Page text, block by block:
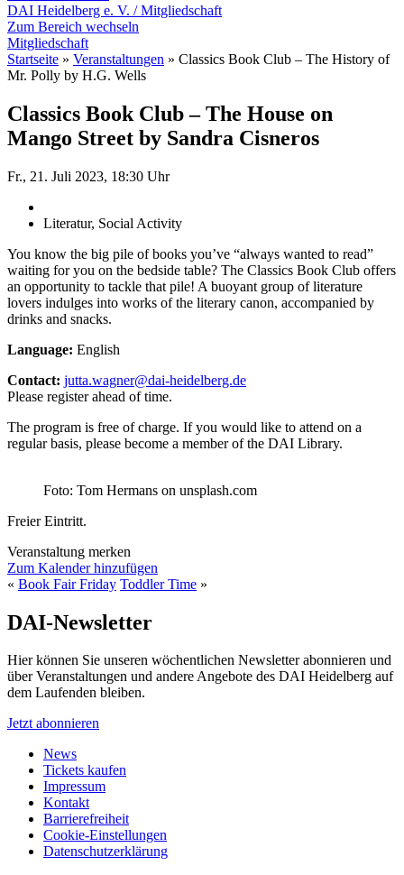
DAI Heidelberg e. V. / Mitgliedschaft
Zum Bereich wechseln
Mitgliedschaft
Startseite » Veranstaltungen » Classics Book Club – The History of
Mr. Polly by H.G. Wells
Classics Book Club – The House on
Mango Street by Sandra Cisneros
Fr., 21. Juli 2023, 18:30 Uhr
Literatur, Social Activity
You know the big pile of books you’ve “always wanted to read”
waiting for you on the bedside table? The ­Classics Book Club offers
an opportunity to tackle that pile! A buoyant group of literature
lovers indulges into works of the literary canon, accompanied by
drinks and snacks.
Language: English
Contact: jutta.wagner@dai-heidelberg.de
Please register ahead of time.
The program is free of charge. If you would like to attend on a
regular basis, please become a member of the DAI Library.
Foto: Tom Hermans on unsplash.com
Freier Eintritt.
Veranstaltung merken
Zum Kalender hinzufügen
« Book Fair Friday Toddler Time »
DAI-Newsletter
Hier können Sie unseren wöchentlichen Newsletter abonnieren und
über Veranstaltungen und andere Angebote des DAI Heidelberg auf
dem Laufenden bleiben.
Jetzt abonnieren
News
Tickets kaufen
Impressum
Kontakt
Barrierefreiheit
Cookie-Einstellungen
Datenschutzerklärung